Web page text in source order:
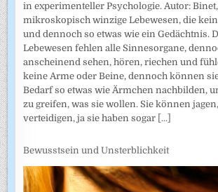
in experimenteller Psychologie. Autor:
mikroskopisch winzige Lebewesen, die
und dennoch so etwas wie ein Gedächtnis.
Lebewesen fehlen alle Sinnesorgane,
anscheinend sehen, hören, riechen und
keine Arme oder Beine, dennoch können
Bedarf so etwas wie Ärmchen nachbilden,
zu greifen, was sie wollen. Sie können
verteidigen, ja sie haben sogar [...]
Bewusstsein und Unsterblichkeit